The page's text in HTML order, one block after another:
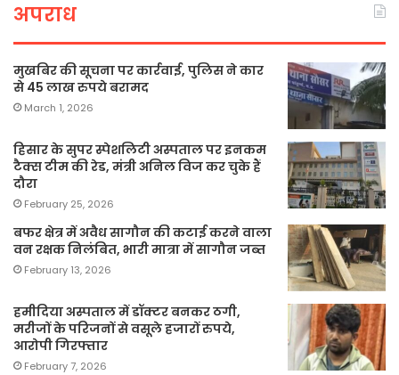
अपराध
मुखबिर की सूचना पर कार्रवाई, पुलिस ने कार
से 45 लाख रुपये बरामद
March 1, 2026
हिसार के सुपर स्पेशलिटी अस्पताल पर इनकम
टैक्स टीम की रेड, मंत्री अनिल विज कर चुके हैं
दौरा
February 25, 2026
बफर क्षेत्र में अवैध सागौन की कटाई करने वाला
वन रक्षक निलंबित, भारी मात्रा में सागौन जब्त
February 13, 2026
हमीदिया अस्पताल में डॉक्टर बनकर ठगी,
मरीजों के परिजनों से वसूले हजारों रुपये,
आरोपी गिरफ्तार
February 7, 2026